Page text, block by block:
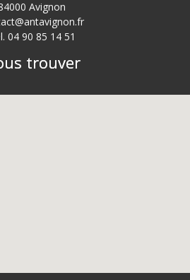
Avignon
04 90 85 14 51
trouver